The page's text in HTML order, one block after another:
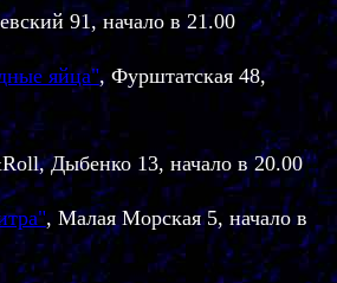
91, начало в 21.00
яйца", Фурштатская 48,
Дыбенко 13, начало в 20.00
, Малая Морская 5, начало в